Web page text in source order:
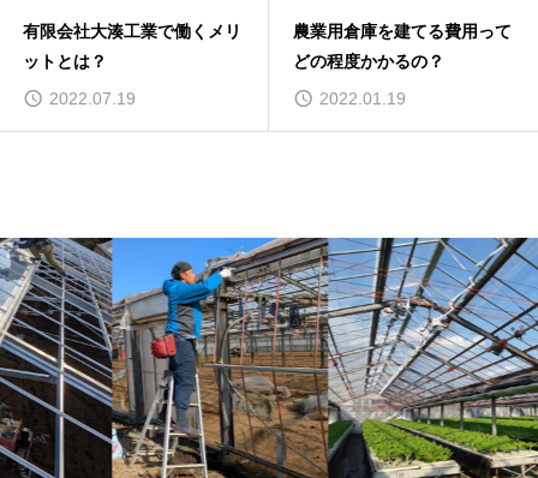
有限会社大湊工業で働くメリ
ットとは？
2022.07.19
農業用倉庫を建てる費用って
どの程度かかるの？
2022.01.19